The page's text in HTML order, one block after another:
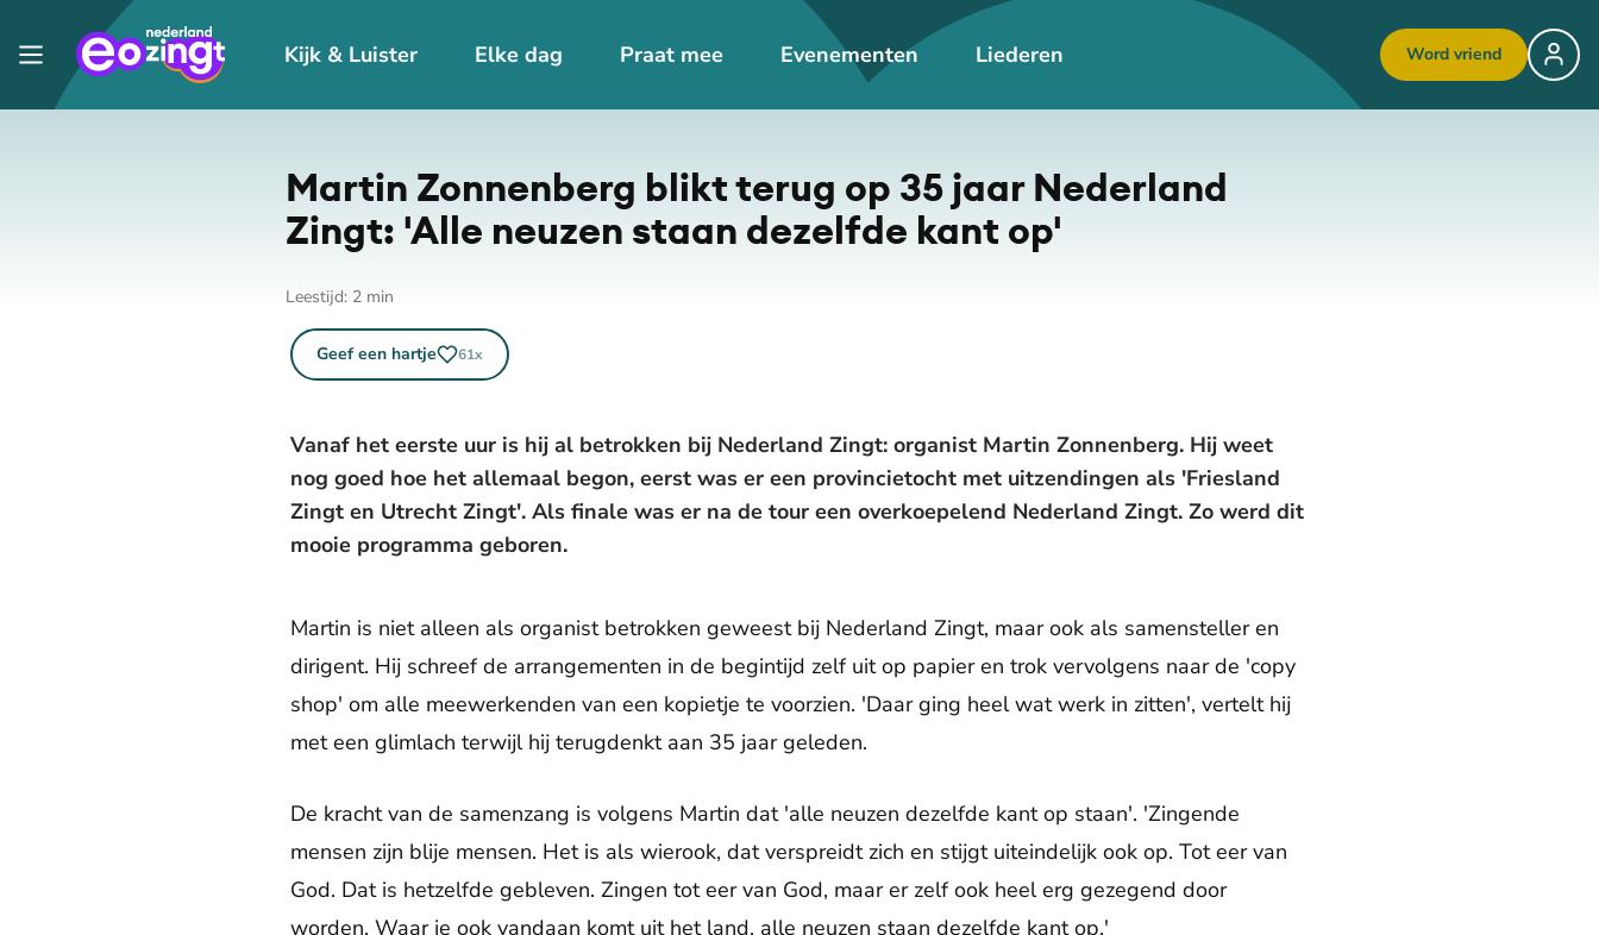
Kijk & Luister Elke dag Praat mee Evenementen Liederen Word vriend
De weergave van deze video vereist jouw toestemming voor
Martin Zonnenberg blikt terug op 35 jaar Nederland
Zingt: 'Alle neuzen staan dezelfde kant op'
Leestijd: 2 min
Geef een hartje 61x
Vanaf het eerste uur is hij al betrokken bij Nederland Zingt: organist Martin Zonnenberg. Hij weet
nog goed hoe het allemaal begon, eerst was er een provincietocht met uitzendingen als 'Friesland
Zingt en Utrecht Zingt'. Als finale was er na de tour een overkoepelend Nederland Zingt. Zo werd dit
mooie programma geboren.
Martin is niet alleen als organist betrokken geweest bij Nederland Zingt, maar ook als samensteller en
dirigent. Hij schreef de arrangementen in de begintijd zelf uit op papier en trok vervolgens naar de 'copy
shop' om alle meewerkenden van een kopietje te voorzien. 'Daar ging heel wat werk in zitten', vertelt hij
met een glimlach terwijl hij terugdenkt aan 35 jaar geleden.
De kracht van de samenzang is volgens Martin dat 'alle neuzen dezelfde kant op staan'. 'Zingende
mensen zijn blije mensen. Het is als wierook, dat verspreidt zich en stijgt uiteindelijk ook op. Tot eer van
God. Dat is hetzelfde gebleven. Zingen tot eer van God, maar er zelf ook heel erg gezegend door
worden. Waar je ook vandaan komt uit het land, alle neuzen staan dezelfde kant op.'